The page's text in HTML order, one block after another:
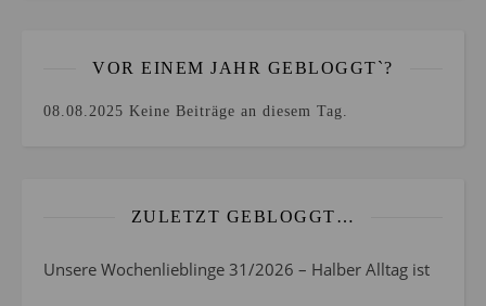
VOR EINEM JAHR GEBLOGGT`?
08.08.2025 Keine Beiträge an diesem Tag.
ZULETZT GEBLOGGT…
Unsere Wochenlieblinge 31/2026 – Halber Alltag ist